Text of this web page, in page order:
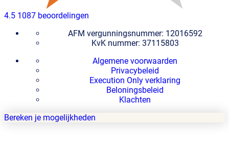
4.5 1087 beoordelingen
AFM vergunningsnummer: 12016592
KvK nummer: 37115803
Algemene voorwaarden
Privacybeleid
Execution Only verklaring
Beloningsbeleid
Klachten
Bereken je mogelijkheden